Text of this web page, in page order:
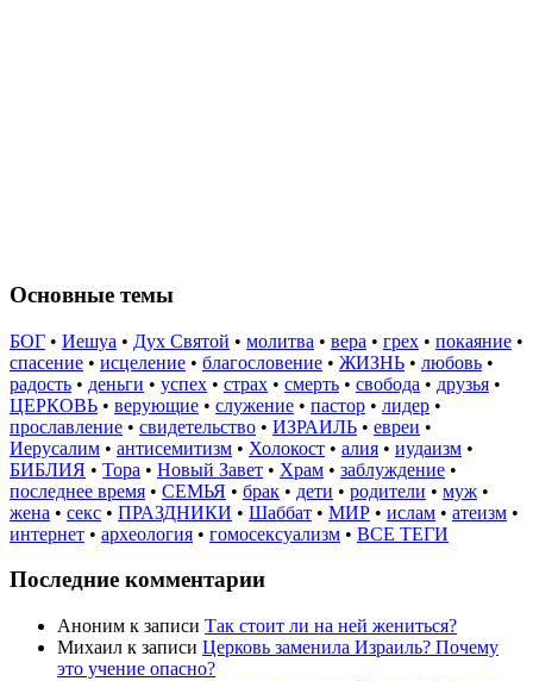
Основные темы
БОГ • Иешуа • Дух Святой • молитва • вера • грех • покаяние •
спасение • исцеление • благословение • ЖИЗНЬ • любовь •
радость • деньги • успех • страх • смерть • свобода • друзья •
ЦЕРКОВЬ • верующие • служение • пастор • лидер •
прославление • свидетельство • ИЗРАИЛЬ • евреи •
Иерусалим • антисемитизм • Холокост • алия • иудаизм •
БИБЛИЯ • Тора • Новый Завет • Храм • заблуждение •
последнее время • СЕМЬЯ • брак • дети • родители • муж •
жена • секс • ПРАЗДНИКИ • Шаббат • МИР • ислам • атеизм •
интернет • археология • гомосексуализм • ВСЕ ТЕГИ
Последние комментарии
Аноним к записи Так стоит ли на ней жениться?
Михаил к записи Церковь заменила Израиль? Почему
это учение опасно?